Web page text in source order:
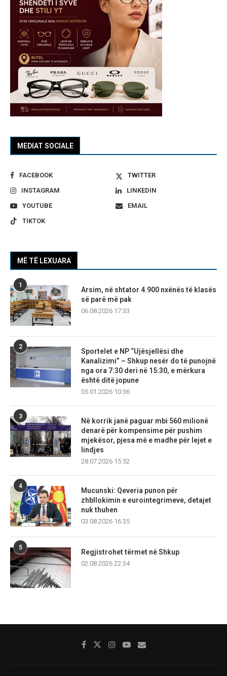
MEDIAT SOCIALE
FACEBOOK
TWITTER
INSTAGRAM
LINKEDIN
YOUTUBE
EMAIL
TIKTOK
MË TË LEXUARA
1
Arsim, në shtator 4.900 nxënës të klasës
së parë më pak
06.08.2026 17:33
2
Sportelet e NP “Ujësjellësi dhe
Kanalizimi” – Shkup nesër do të punojnë
nga ora 7:30 deri në 15:30, e mërkura
është ditë jopune
05.01.2026 10:36
3
Në korrik janë paguar mbi 560 milionë
denarë për kompensime për pushim
mjekësor, pjesa më e madhe për lejet e
lindjes
28.07.2026 15:52
4
Mucunski: Qeveria punon për
zhbllokimin e eurointegrimeve, detajet
nuk thuhen
03.08.2026 16:35
5
Regjistrohet tërmet në Shkup
02.08.2026 22:34